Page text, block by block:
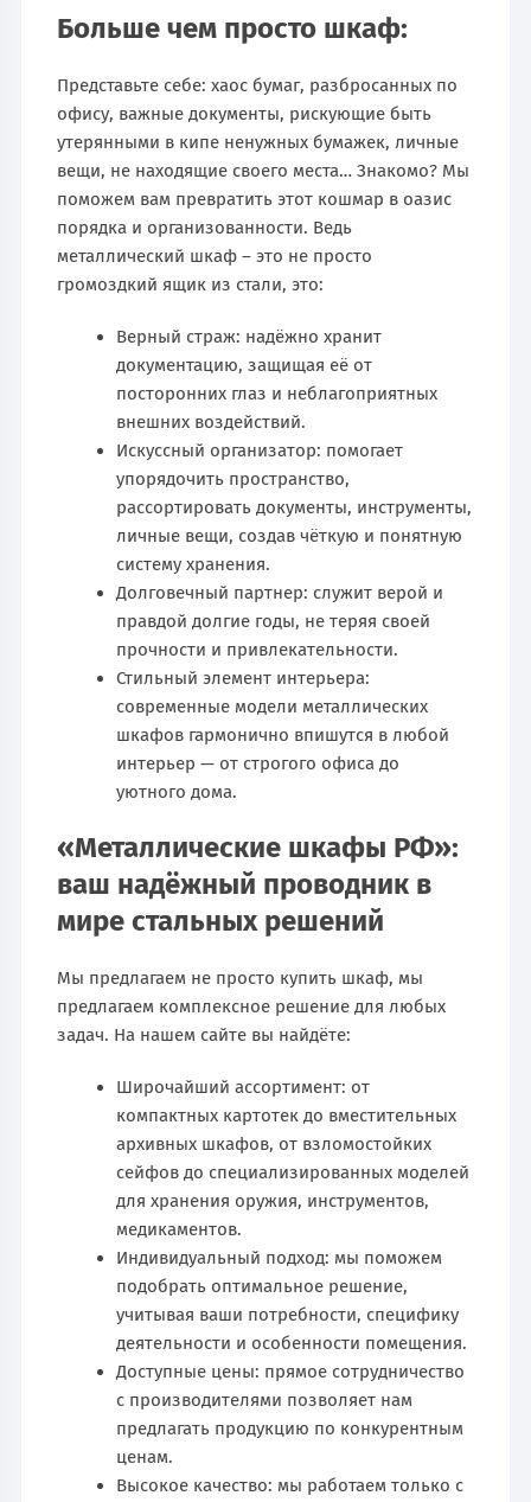
Больше чем просто шкаф:
Представьте себе: хаос бумаг, разбросанных по
офису, важные документы, рискующие быть
утерянными в кипе ненужных бумажек, личные
вещи, не находящие своего места… Знакомо? Мы
поможем вам превратить этот кошмар в оазис
порядка и организованности. Ведь
металлический шкаф – это не просто
громоздкий ящик из стали, это:
Верный страж: надёжно хранит
документацию, защищая её от
посторонних глаз и неблагоприятных
внешних воздействий.
Искусcный организатор: помогает
упорядочить пространство,
рассортировать документы, инструменты,
личные вещи, создав чёткую и понятную
систему хранения.
Долговечный партнер: служит верой и
правдой долгие годы, не теряя своей
прочности и привлекательности.
Стильный элемент интерьера:
современные модели металлических
шкафов гармонично впишутся в любой
интерьер — от строгого офиса до
уютного дома.
«Металлические шкафы РФ»:
ваш надёжный проводник в
мире стальных решений
Мы предлагаем не просто купить шкаф, мы
предлагаем комплексное решение для любых
задач. На нашем сайте вы найдёте:
Широчайший ассортимент: от
компактных картотек до вместительных
архивных шкафов, от взломостойких
сейфов до специализированных моделей
для хранения оружия, инструментов,
медикаментов.
Индивидуальный подход: мы поможем
подобрать оптимальное решение,
учитывая ваши потребности, специфику
деятельности и особенности помещения.
Доступные цены: прямое сотрудничество
с производителями позволяет нам
предлагать продукцию по конкурентным
ценам.
Высокое качество: мы работаем только с